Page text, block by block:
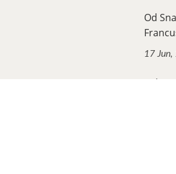
Od
17
Kako